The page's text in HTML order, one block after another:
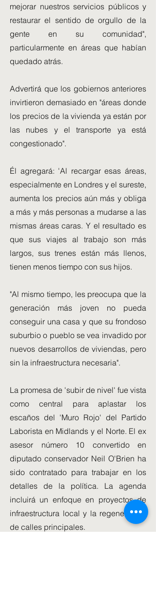
mejorar nuestros servicios públicos y
restaurar el sentido de orgullo de la
gente en su comunidad",
particularmente en áreas que habían
quedado atrás.
Advertirá que los gobiernos anteriores
invirtieron demasiado en "áreas donde
los precios de la vivienda ya están por
las nubes y el transporte ya está
congestionado".
Él agregará: 'Al recargar esas áreas,
especialmente en Londres y el sureste,
aumenta los precios aún más y obliga
a más y más personas a mudarse a las
mismas áreas caras. Y el resultado es
que sus viajes al trabajo son más
largos, sus trenes están más llenos,
tienen menos tiempo con sus hijos.
"Al mismo tiempo, les preocupa que la
generación más joven no pueda
conseguir una casa y que su frondoso
suburbio o pueblo se vea invadido por
nuevos desarrollos de viviendas, pero
sin la infraestructura necesaria".
La promesa de 'subir de nivel' fue vista
como central para aplastar los
escaños del 'Muro Rojo' del Partido
Laborista en Midlands y el Norte. El ex
asesor número 10 convertido en
diputado conservador Neil O'Brien ha
sido contratado para trabajar en los
detalles de la política. La agenda
incluirá un enfoque en proyectos de
infraestructura local y la regeneración
de calles principales.